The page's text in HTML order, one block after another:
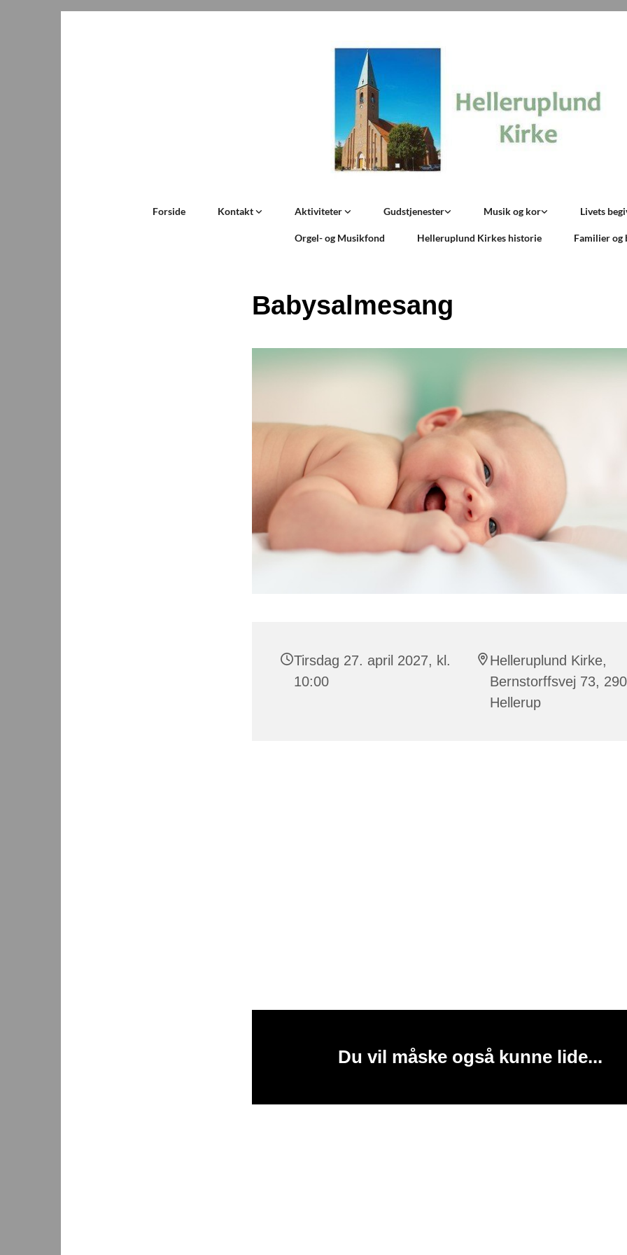
Forside Kontakt Aktiviteter Gudstjenester Musik og kor Livets
Orgel- og Musikfond Helleruplund Kirkes historie Familier og
Babysalmesang
Tirsdag 27. april 2027, kl.
10:00
Helleruplund Kirke,
Bernstorffsvej 73,
Hellerup
Du vil måske også kunne lide...